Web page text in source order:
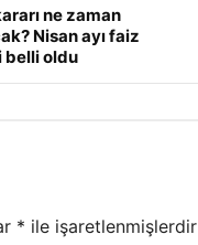
ne zaman
Nisan ayı faiz
belli oldu
* ile işaretlenmişlerdir